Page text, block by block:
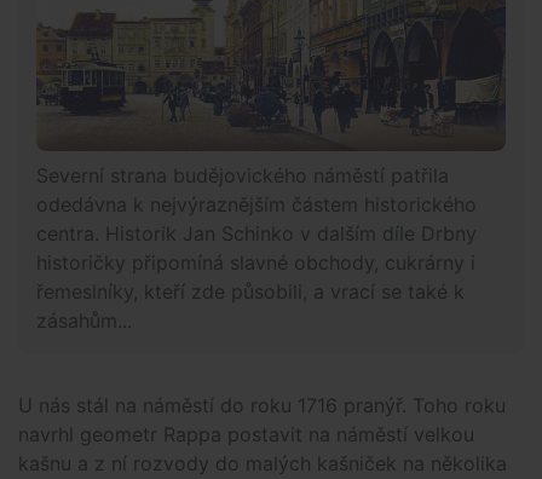
Severní strana budějovického náměstí patřila
odedávna k nejvýraznějším částem historického
centra. Historik Jan Schinko v dalším díle Drbny
historičky připomíná slavné obchody, cukrárny i
řemeslníky, kteří zde působili, a vrací se také k
zásahům...
U nás stál na náměstí do roku 1716 pranýř. Toho roku
navrhl geometr Rappa postavit na náměstí velkou
kašnu a z ní rozvody do malých kašniček na několika